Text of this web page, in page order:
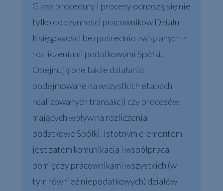
Glass procedury i procesy odnoszą się nie
tylko do czynności pracowników Działu
Księgowości bezpośrednio związanych z
rozliczeniami podatkowymi Spółki.
Obejmują one także działania
podejmowane na wszystkich etapach
realizowanych transakcji czy procesów
mających wpływ na rozliczenia
podatkowe Spółki. Istotnym elementem
jest zatem komunikacja i współpraca
pomiędzy pracownikami wszystkich (w
tym również niepodatkowych) działów